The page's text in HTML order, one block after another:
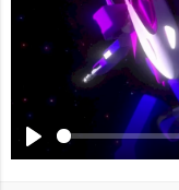
Воспроизвести